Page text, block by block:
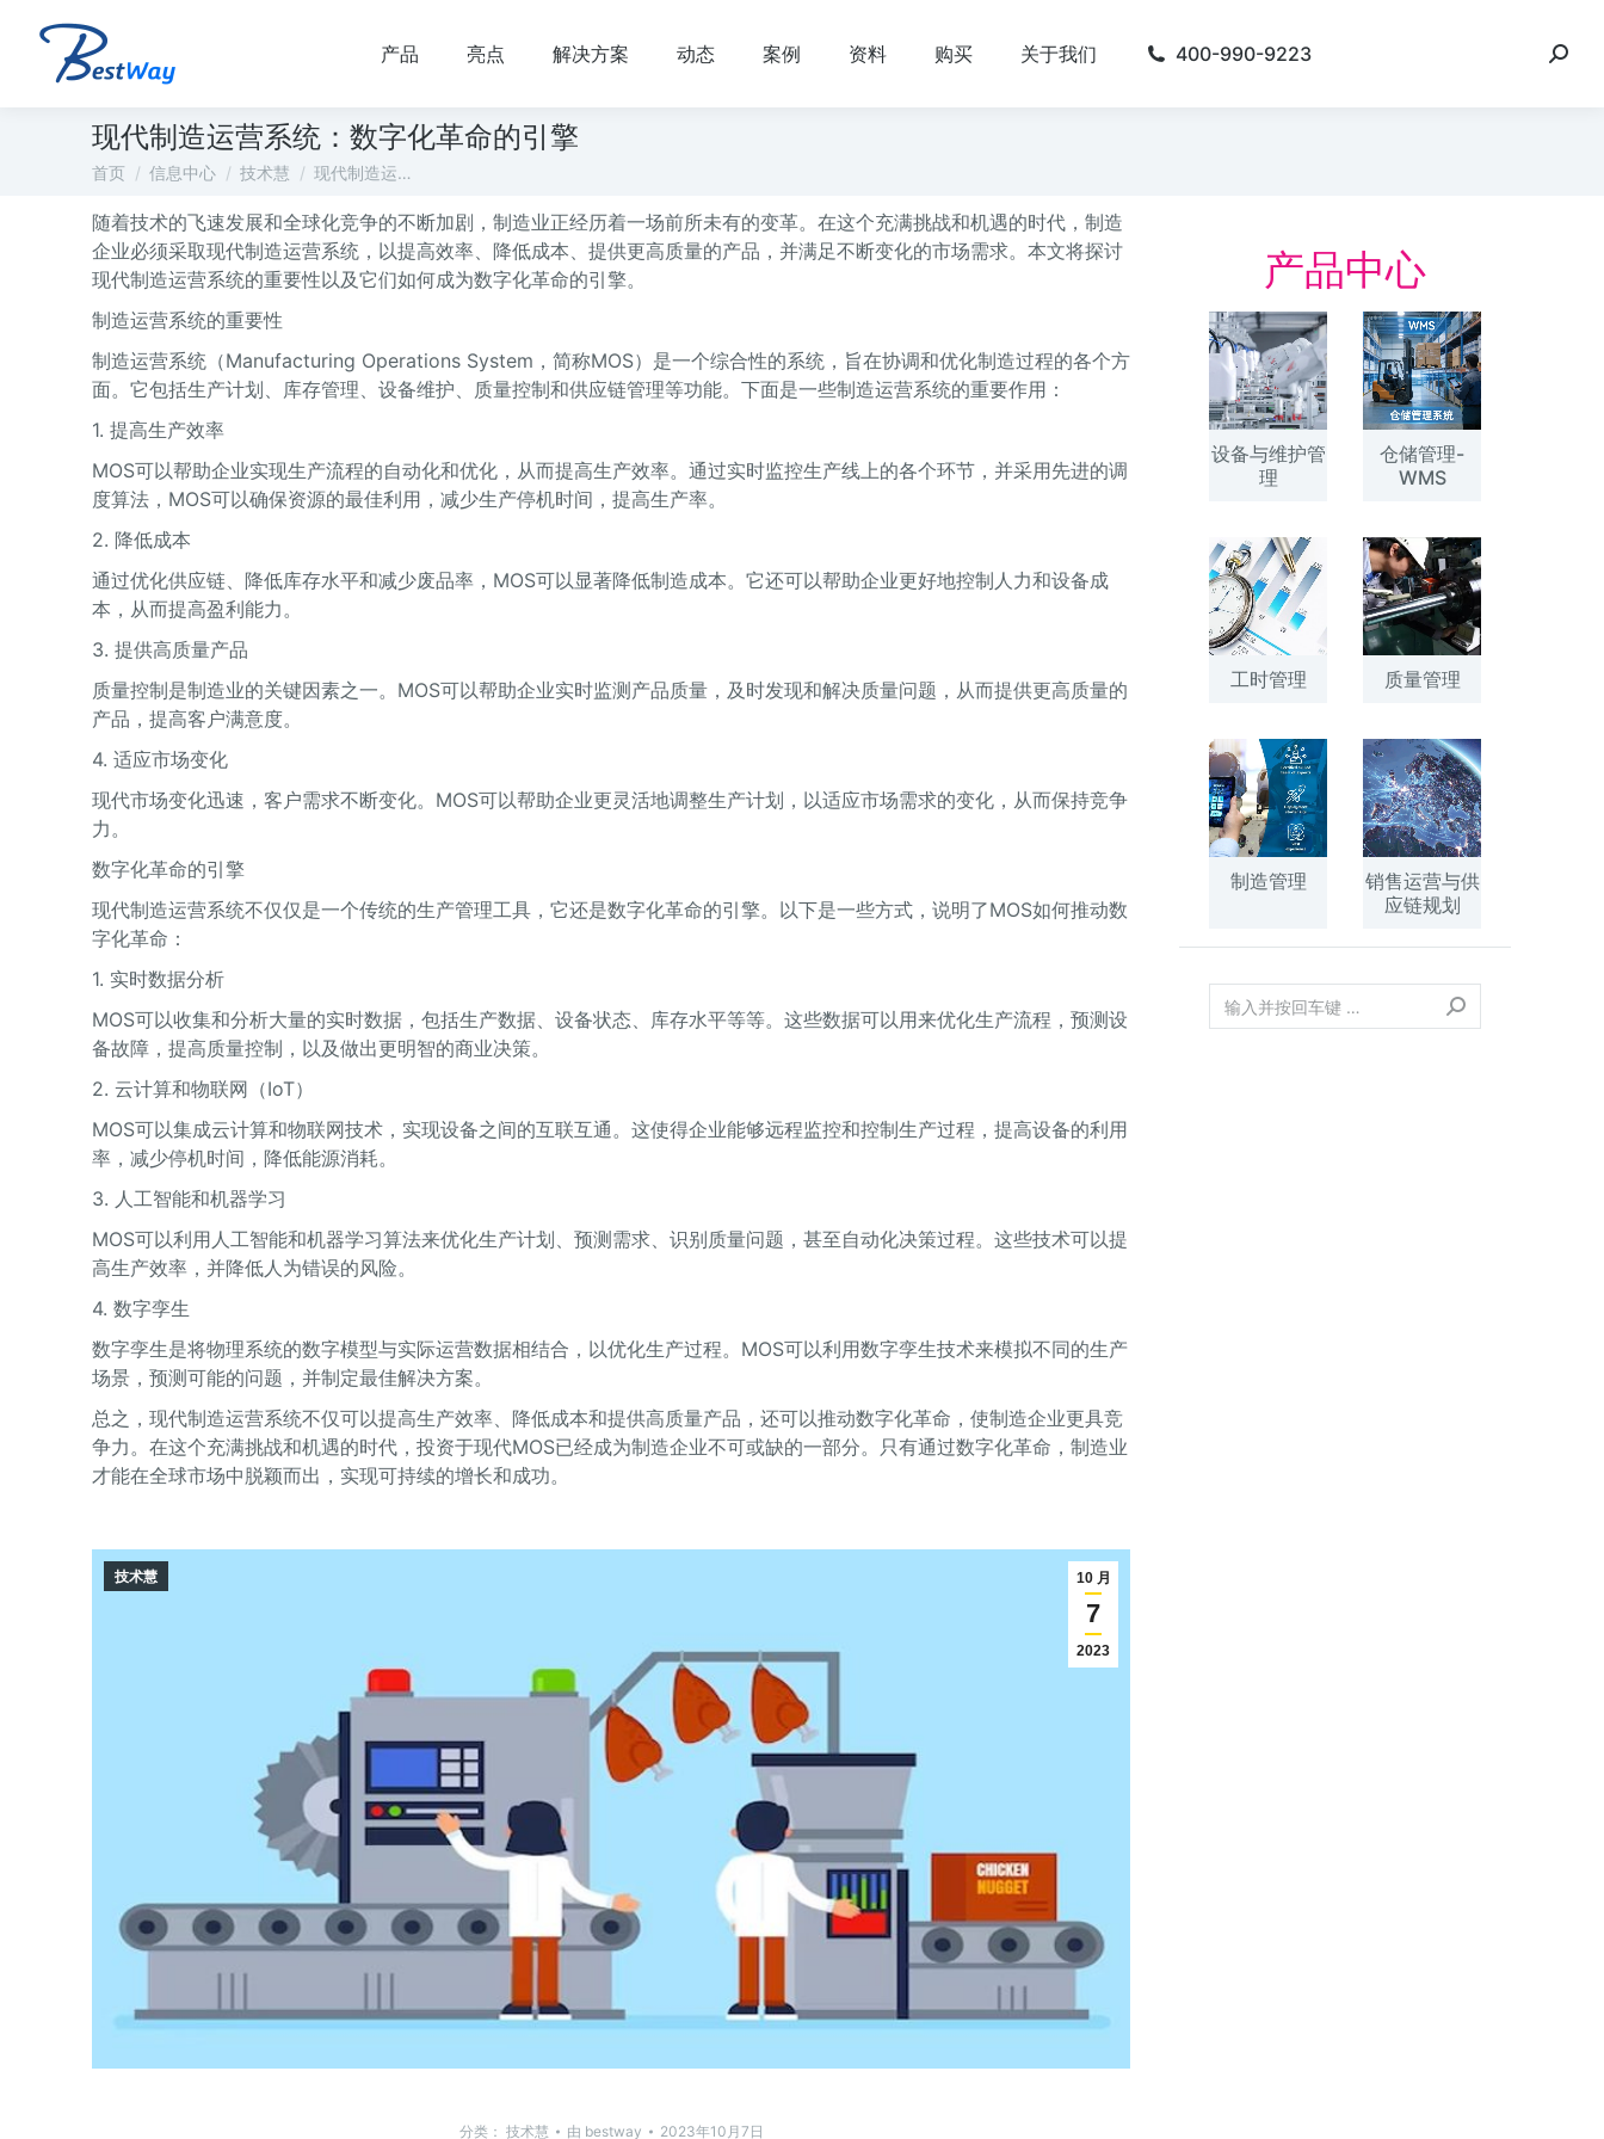
产品 亮点 解决方案 动态 案例 资料 购买 关于我们 400-990-9223
现代制造运营系统：数字化革命的引擎
您在这里：
首页 信息中心 技术慧 现代制造运…
随着技术的飞速发展和全球化竞争的不断加剧，制造业正经历着一场前所未有的变革。在这个充满挑战和机遇的时代，制造
企业必须采取现代制造运营系统，以提高效率、降低成本、提供更高质量的产品，并满足不断变化的市场需求。本文将探讨
现代制造运营系统的重要性以及它们如何成为数字化革命的引擎。
制造运营系统的重要性
制造运营系统（Manufacturing Operations System，简称MOS）是一个综合性的系统，旨在协调和优化制造过程的各个方
面。它包括生产计划、库存管理、设备维护、质量控制和供应链管理等功能。下面是一些制造运营系统的重要作用：
1. 提高生产效率
MOS可以帮助企业实现生产流程的自动化和优化，从而提高生产效率。通过实时监控生产线上的各个环节，并采用先进的调
度算法，MOS可以确保资源的最佳利用，减少生产停机时间，提高生产率。
2. 降低成本
通过优化供应链、降低库存水平和减少废品率，MOS可以显著降低制造成本。它还可以帮助企业更好地控制人力和设备成
本，从而提高盈利能力。
3. 提供高质量产品
质量控制是制造业的关键因素之一。MOS可以帮助企业实时监测产品质量，及时发现和解决质量问题，从而提供更高质量的
产品，提高客户满意度。
4. 适应市场变化
现代市场变化迅速，客户需求不断变化。MOS可以帮助企业更灵活地调整生产计划，以适应市场需求的变化，从而保持竞争
力。
数字化革命的引擎
现代制造运营系统不仅仅是一个传统的生产管理工具，它还是数字化革命的引擎。以下是一些方式，说明了MOS如何推动数
字化革命：
1. 实时数据分析
MOS可以收集和分析大量的实时数据，包括生产数据、设备状态、库存水平等等。这些数据可以用来优化生产流程，预测设
备故障，提高质量控制，以及做出更明智的商业决策。
2. 云计算和物联网（IoT）
MOS可以集成云计算和物联网技术，实现设备之间的互联互通。这使得企业能够远程监控和控制生产过程，提高设备的利用
率，减少停机时间，降低能源消耗。
3. 人工智能和机器学习
MOS可以利用人工智能和机器学习算法来优化生产计划、预测需求、识别质量问题，甚至自动化决策过程。这些技术可以提
高生产效率，并降低人为错误的风险。
4. 数字孪生
数字孪生是将物理系统的数字模型与实际运营数据相结合，以优化生产过程。MOS可以利用数字孪生技术来模拟不同的生产
场景，预测可能的问题，并制定最佳解决方案。
总之，现代制造运营系统不仅可以提高生产效率、降低成本和提供高质量产品，还可以推动数字化革命，使制造企业更具竞
争力。在这个充满挑战和机遇的时代，投资于现代MOS已经成为制造企业不可或缺的一部分。只有通过数字化革命，制造业
才能在全球市场中脱颖而出，实现可持续的增长和成功。
10 月
7
2023
技术慧
分类： 技术慧 由 bestway
2023年10月7日
产品中心
设备与维护管
理
仓储管理-
WMS
工时管理 质量管理
制造管理
销售运营与供
应链规划